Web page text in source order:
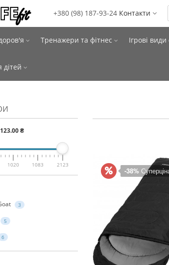
+380 (98) 187-93-24 Контакти
Тренажери та фітнес Ігрові
дітей
₴
1020 1083 2123
3
5
6
-38%